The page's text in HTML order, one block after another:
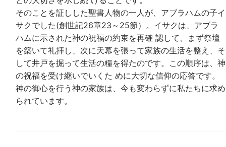
そのことを証しした聖書人物の一人が、アブラハムの子イ
サクでした(創世記26章23～25節）。イサクは、アブラ
ハムに示された神の祝福の約束を再確 認して、まず祭壇
を築いて礼拝し、次に天幕を張って家族の生活を整え、そ
して井戸を掘って生活の糧を得たのです。この順序は、神
の祝福を受け継いでいくた めに大切な信仰の応答です。
神の御心を行う神の家族は、今も変わらずに私たちに求め
られています。